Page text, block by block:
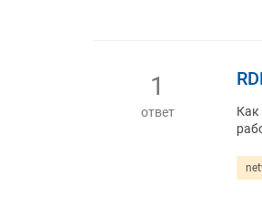
1
ответ
Как